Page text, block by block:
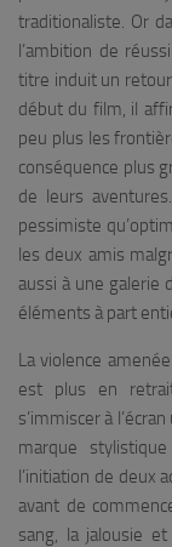
traditionaliste. Or
l’ambition de
titre induit un retour
début du film, il
peu plus les
conséquence plus
de leurs
pessimiste
les deux amis
aussi à une galerie
éléments à part
La violence
est plus en
s’immiscer à
marque
l’initiation de deux
avant de
sang, la jalousie